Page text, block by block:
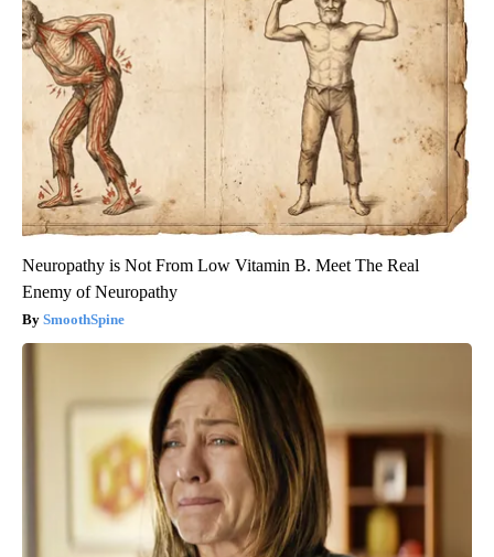
Neuropathy is Not From Low Vitamin B. Meet The Real
Enemy of Neuropathy
SmoothSpine